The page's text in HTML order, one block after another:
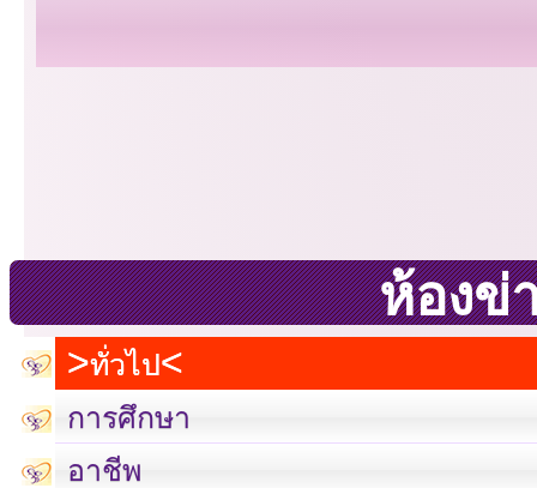
ห้องข่
ทั่วไป
การศึกษา
อาชีพ